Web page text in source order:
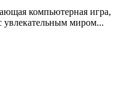
компьютерная игра,
увлекательным миром...